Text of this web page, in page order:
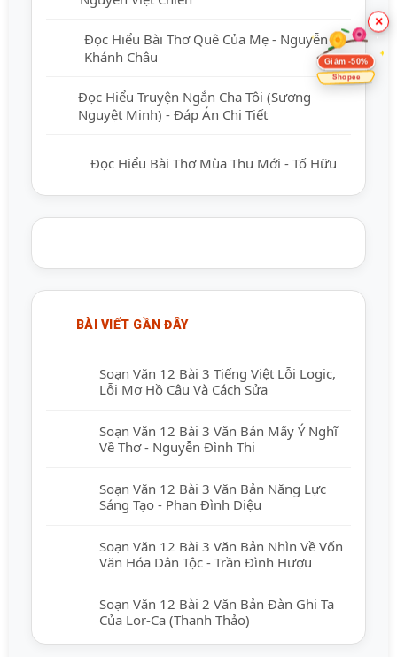
Đọc Hiểu Bài Thơ Quê Của Mẹ - Nguyễn
Khánh Châu
Đọc Hiểu Truyện Ngắn Cha Tôi (Sương
Nguyệt Minh) - Đáp Án Chi Tiết
Đọc Hiểu Bài Thơ Mùa Thu Mới - Tố Hữu
BÀI VIẾT GẦN ĐÂY
Soạn Văn 12 Bài 3 Tiếng Việt Lỗi Logic,
Lỗi Mơ Hồ Câu Và Cách Sửa
Soạn Văn 12 Bài 3 Văn Bản Mấy Ý Nghĩ
Về Thơ - Nguyễn Đình Thi
Soạn Văn 12 Bài 3 Văn Bản Năng Lực
Sáng Tạo - Phan Đình Diệu
Soạn Văn 12 Bài 3 Văn Bản Nhìn Về Vốn
Văn Hóa Dân Tộc - Trần Đình Hượu
Soạn Văn 12 Bài 2 Văn Bản Đàn Ghi Ta
Của Lor-Ca (Thanh Thảo)
×
Giảm -50%
Shopee